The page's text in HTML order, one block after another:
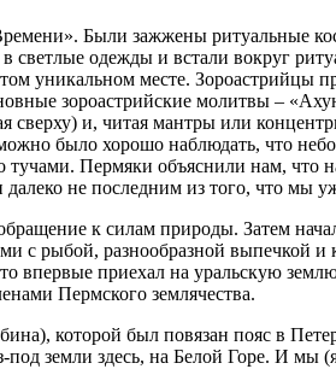
Были зажжены ритуальные
светлые одежды и встали вокруг
уникальном месте. Зороастрийцы
зороастрийские молитвы –
сверху) и, читая мантры или
было хорошо наблюдать, что
Пермяки объяснили нам, что
не последним из того, что мы
к силам природы. Затем
с рыбой, разнообразной выпечкой и
приехал на уральскую
Пермского землячества.
которой был повязан пояс в
земли здесь, на Белой Горе. И